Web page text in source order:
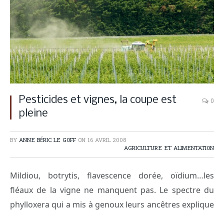
Pesticides et vignes, la coupe est
pleine
0
BY ANNE BÉRIC LE GOFF ON 16 AVRIL 2008
AGRICULTURE ET ALIMENTATION
Mildiou, botrytis, flavescence dorée, oïdium…les
fléaux de la vigne ne manquent pas. Le spectre du
phylloxera qui a mis à genoux leurs ancêtres explique